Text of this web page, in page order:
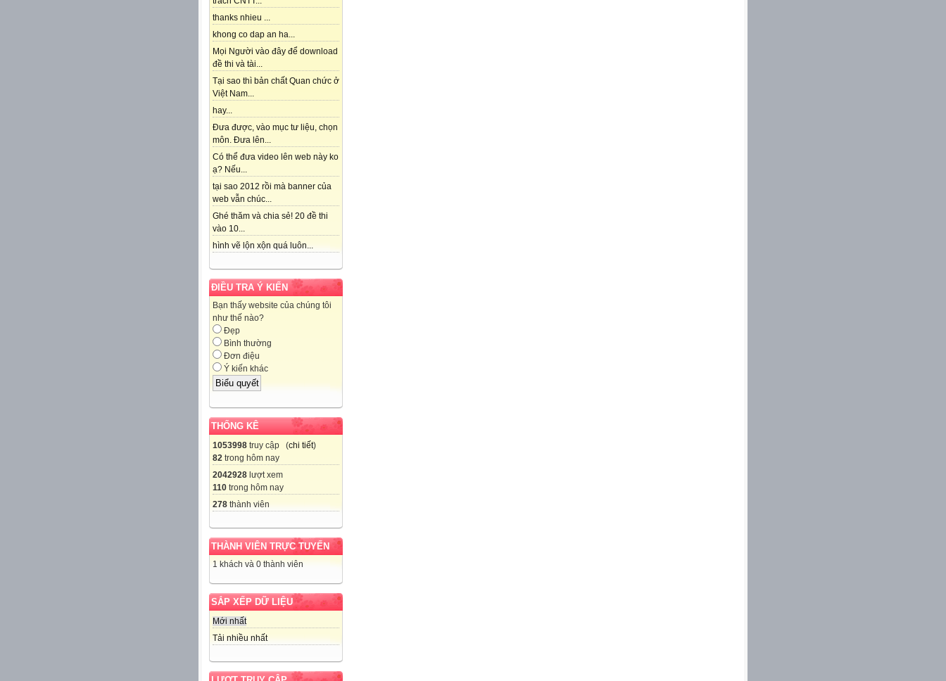
thanks nhieu ...
khong co dap an ha...
Mọi Người vào đây để download
đề thi và tài...
Tại sao thì bản chất Quan chức ở
Việt Nam...
hay...
Đưa được, vào mục tư liệu, chọn
môn. Đưa lên...
Có thể đưa video lên web này ko
ạ? Nếu...
tại sao 2012 rồi mà banner của
web vẫn chúc...
Ghé thăm và chia sẻ! 20 đề thi
vào 10...
hình vẽ lộn xộn quá luôn...
ĐIỀU TRA Ý KIẾN
Bạn thấy website của chúng tôi
như thế nào?
Đẹp
Bình thường
Đơn điệu
Ý kiến khác
THỐNG KÊ
1053998 truy cập (chi tiết)
82 trong hôm nay
2042928 lượt xem
110 trong hôm nay
278 thành viên
THÀNH VIÊN TRỰC TUYẾN
1 khách và 0 thành viên
SẮP XẾP DỮ LIỆU
Mới nhất
Tải nhiều nhất